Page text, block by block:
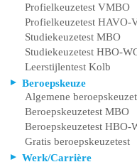
Profielkeuzetest VMBO
Profielkeuzetest HAVO-
Studiekeuzetest MBO
Studiekeuzetest HBO-
Leerstijlentest Kolb
Beroepskeuze
Algemene
Beroepskeuzetest MBO
Beroepskeuzetest HBO-
Gratis beroepskeuzetest
Werk/Carrière